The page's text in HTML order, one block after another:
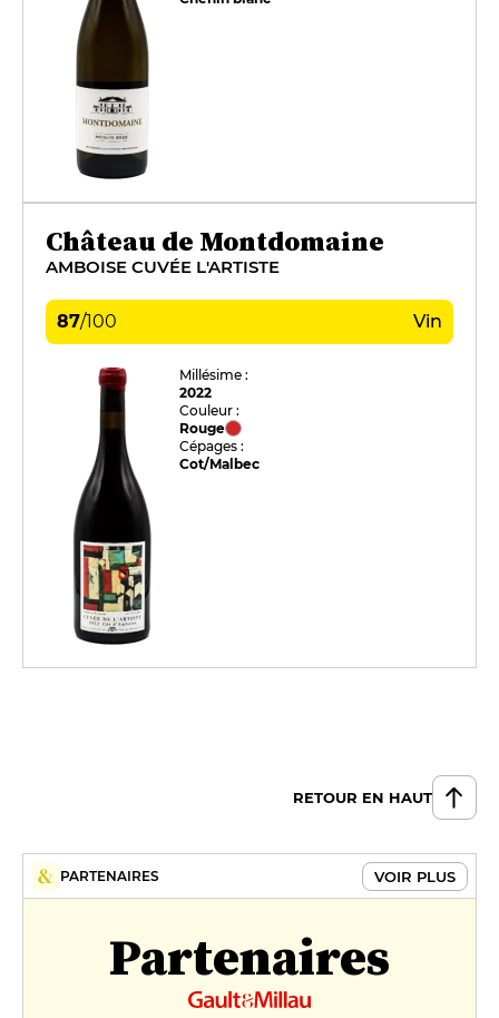
Château de Montdomaine
AMBOISE CUVÉE L'ARTISTE
87/100 Vin
Millésime :
2022
Couleur :
Rouge
Cépages :
Cot/Malbec
RETOUR EN HAUT
PARTENAIRES VOIR PLUS
Partenaires